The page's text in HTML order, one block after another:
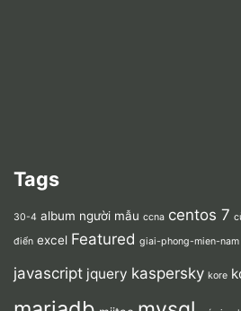
Tags
30-4 album người mẫu ccna centos 7
điển excel Featured giai-phong-mien-nam
javascript jquery kaspersky kore